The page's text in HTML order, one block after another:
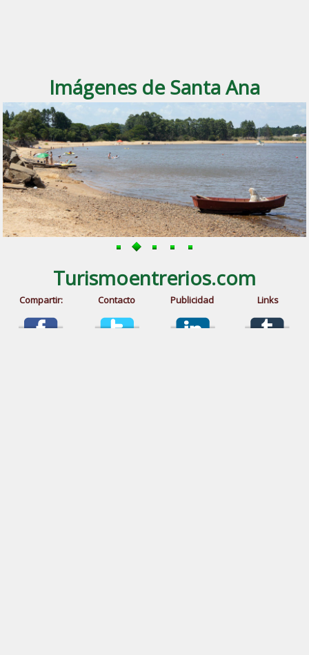
Imágenes de Santa Ana
Turismoentrerios.com
Compartir: Contacto Publicidad Links